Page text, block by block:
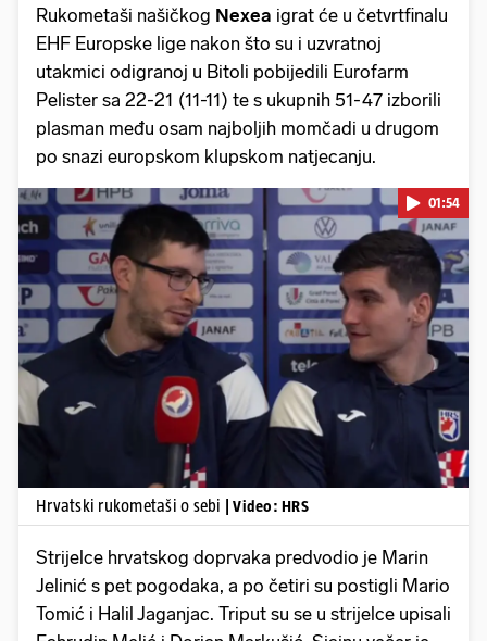
Rukometaši našičkog Nexea igrat će u četvrtfinalu
EHF Europske lige nakon što su i uzvratnoj
utakmici odigranoj u Bitoli pobijedili Eurofarm
Pelister sa 22-21 (11-11) te s ukupnih 51-47 izborili
plasman među osam najboljih momčadi u drugom
po snazi europskom klupskom natjecanju.
Pokretanje videa...
01:54
Hrvatski rukometaši o sebi | Video: HRS
Strijelce hrvatskog doprvaka predvodio je Marin
Jelinić s pet pogodaka, a po četiri su postigli Mario
Tomić i Halil Jaganjac. Triput su se u strijelce upisali